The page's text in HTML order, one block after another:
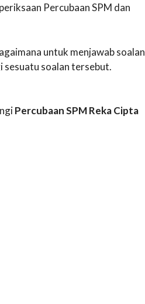
Percubaan SPM dan
untuk menjawab soalan
sesuatu soalan tersebut.
Percubaan SPM Reka Cipta